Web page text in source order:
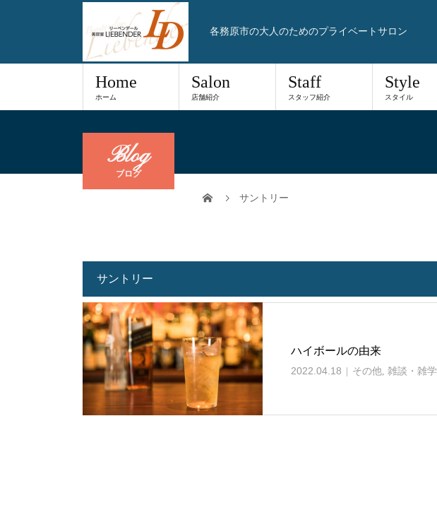
各務原市の大人のためのプライベートサロン
Home
ホーム
Salon
店舗紹介
Staff
スタッフ紹介
Style
スタイル
Blog
ブログ
サントリー
サントリー
ハイボールの由来
2022.04.18 その他, 雑談・雑学